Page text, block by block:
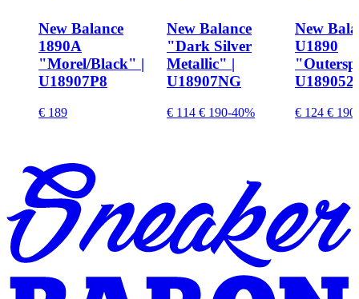
New Balance
1890A
"Morel/Black" |
U18907P8
€ 189
New Balance
"Dark Silver
Metallic" |
U18907NG
€ 114 € 190-40%
New
U1890
€ 124 € 190